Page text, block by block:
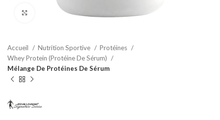
Accueil Nutrition Sportive
Protéines
Whey Protein (Protéine De Sérum)
Mélange De Protéines De Sérum